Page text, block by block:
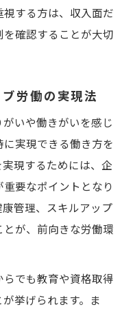
事会社の特徴
環境の秘訣
活に与える影響
る土木工事の文化
高い理由を解説
工事の働き方
変える新常識
木工事の現場
実際の働き方
工事の魅力とは
広がる可能性
する方は、収入面だ
確認することが大切
労働の実現法
いや働きがいを感じ
実現できる働き方を
現するためには、企
要なポイントとなり
管理、スキルアップ
が、前向きな労働環
でも教育や資格取得
挙げられます。ま